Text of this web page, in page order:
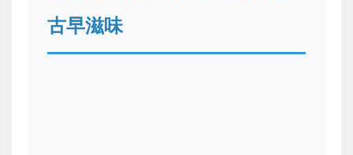
古早滋味